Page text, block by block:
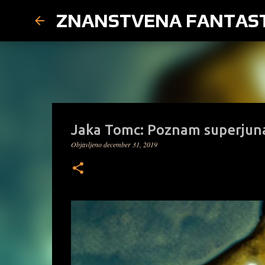
ZNANSTVENA
Jaka Tomc: Poznam
Objavljenodecember 31, 2019